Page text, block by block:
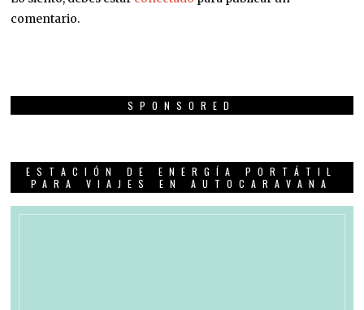
comentario.
SPONSORED
ESTACIÓN DE ENERGÍA PORTÁTIL
PARA VIAJES EN AUTOCARAVANA